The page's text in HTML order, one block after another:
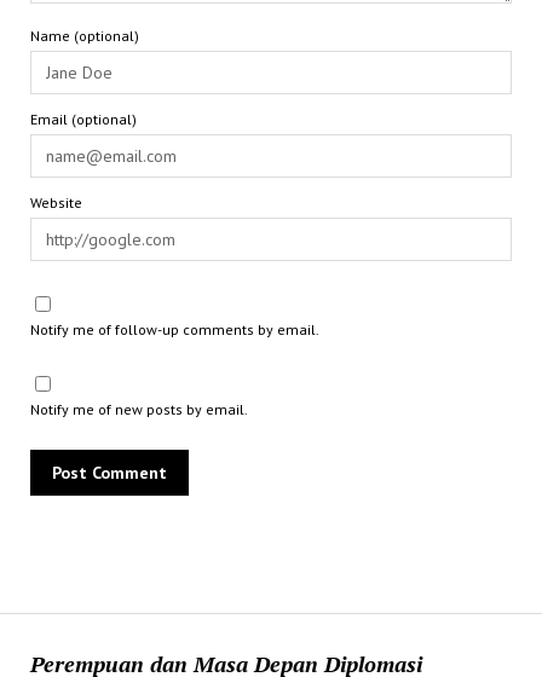
Perempuan dan Masa Depan Diplomasi
Name (optional)
Email (optional)
Website
Notify me of follow-up comments by email.
Notify me of new posts by email.